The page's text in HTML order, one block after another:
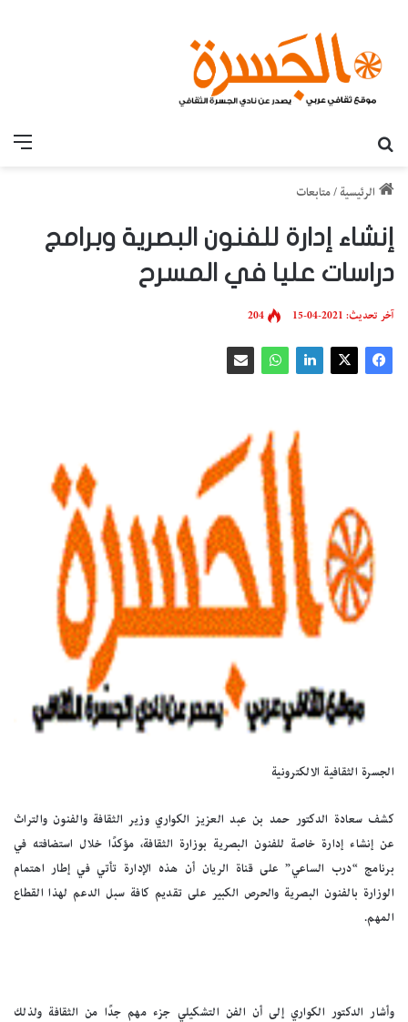
الرئيسية /متابعات
إنشاء إدارة للفنون البصرية وبرامج
دراسات عليا في المسرح
آخر تحديث: 2021-04-15 204
الجسرة الثقافية الالكترونية
كشف سعادة الدكتور حمد بن عبد العزيز الكواري وزير الثقافة والفنون والتراث
عن إنشاء إدارة خاصة للفنون البصرية بوزارة الثقافة، مؤكدًا خلال استضافته في
برنامج “درب الساعي” على قناة الريان أن هذه الإدارة تأتي في إطار اهتمام
الوزارة بالفنون البصرية والحرص الكبير على تقديم كافة سبل الدعم لهذا القطاع
المهم.
وأشار الدكتور الكواري إلى أن الفن التشكيلي جزء مهم جدًا من الثقافة ولذلك